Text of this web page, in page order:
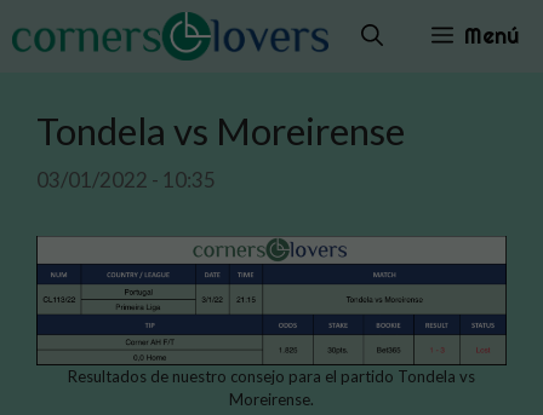
al
Menú
Tondela vs Moreirense
03/01/2022 - 10:35
Resultados de nuestro consejo para el partido Tondela vs
Moreirense.